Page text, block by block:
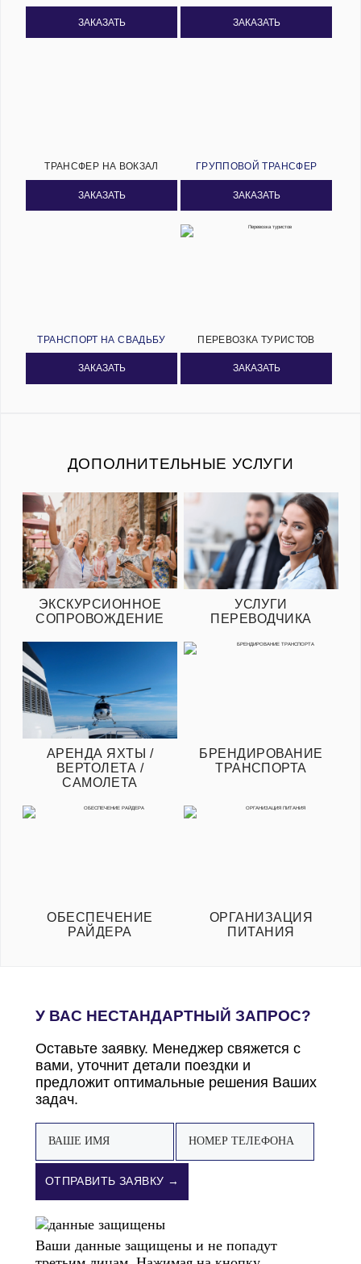
ЗАКАЗАТЬ ЗАКАЗАТЬ
ТРАНСФЕР НА ВОКЗАЛ
ЗАКАЗАТЬ
ГРУППОВОЙ ТРАНСФЕР
ЗАКАЗАТЬ
ТРАНСПОРТ НА СВАДЬБУ
ЗАКАЗАТЬ
ПЕРЕВОЗКА ТУРИСТОВ
ЗАКАЗАТЬ
ДОПОЛНИТЕЛЬНЫЕ УСЛУГИ
ЭКСКУРСИОННОЕ
СОПРОВОЖДЕНИЕ
УСЛУГИ
ПЕРЕВОДЧИКА
АРЕНДА ЯХТЫ /
ВЕРТОЛЕТА /
САМОЛЕТА
БРЕНДИРОВАНИЕ
ТРАНСПОРТА
ОБЕСПЕЧЕНИЕ
РАЙДЕРА
ОРГАНИЗАЦИЯ
ПИТАНИЯ
У ВАС НЕСТАНДАРТНЫЙ ЗАПРОС?
Оставьте заявку. Менеджер свяжется с
вами, уточнит детали поездки и
предложит оптимальные решения Ваших
задач.
ОТПРАВИТЬ ЗАЯВКУ →
Ваши данные защищены и не попадут